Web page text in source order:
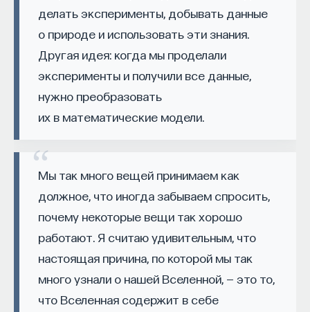
делать эксперименты, добывать данные
о природе и использовать эти знания.
Другая идея: когда мы проделали
эксперименты и получили все данные,
нужно преобразовать
их в математические модели.
Мы так много вещей принимаем как
должное, что иногда забываем спросить,
почему некоторые вещи так хорошо
работают. Я считаю удивительным, что
настоящая причина, по которой мы так
много узнали о нашей Вселенной, — это то,
что Вселенная содержит в себе
болезней и нейрохирургии Первого МГМУ
им. И. М. Сеченова, заведующий отделением
медицины сна университетской клинической
больницы № 3.
3/10/2025
НАД МАТЕРИАЛОМ РАБОТАЛИ
Михаил Полуэктов
МГМУ им. И. М. Сеченова